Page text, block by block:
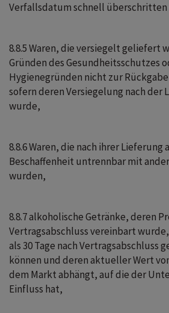
Verfallsdatum schnell
8.8.5 Waren, die versiegelt geliefert
Gründen des Gesundheitsschutzes
Hygienegründen nicht zur
sofern deren Versiegelung nach
wurde,
8.8.6 Waren, die nach ihrer Lieferung
Beschaffenheit untrennbar mit
wurden,
8.8.7 alkoholische Getränke, deren
Vertragsabschluss vereinbart
als 30 Tage nach Vertragsabschluss
können und deren aktueller Wert
dem Markt abhängt, auf die der
Einfluss hat,